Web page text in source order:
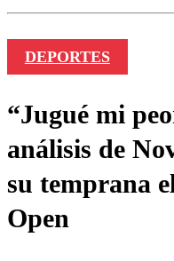
DEPORTES
“Jugué mi
análisis de
su temprana
Open